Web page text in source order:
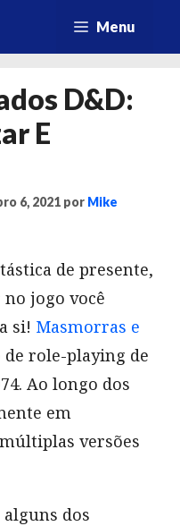
Menu
D&D:
E
6, 2021 por Mike
de presente,
jogo você
si! Masmorras e
de role-playing de
Ao longo dos
em
versões
dos